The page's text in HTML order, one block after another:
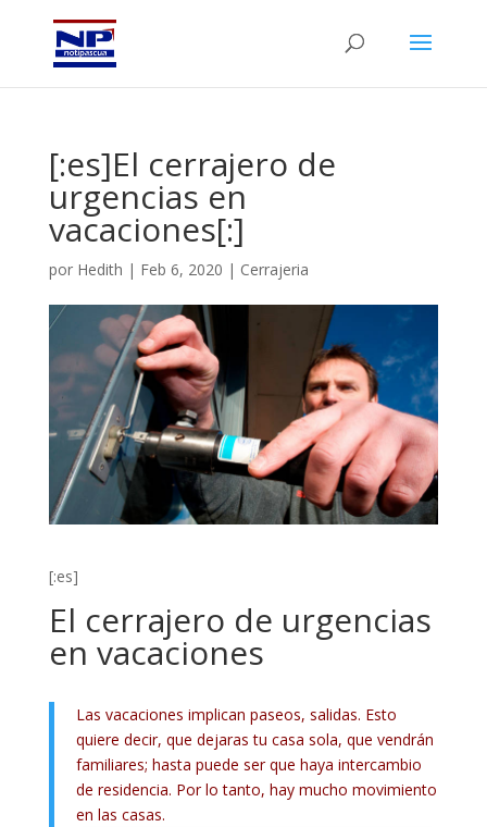
[:es]El cerrajero de
urgencias en
vacaciones[:]
por Hedith | Feb 6, 2020 | Cerrajeria
[:es]
El cerrajero de urgencias
en vacaciones
Las vacaciones implican paseos, salidas. Esto
quiere decir, que dejaras tu casa sola, que vendrán
familiares; hasta puede ser que haya intercambio
de residencia. Por lo tanto, hay mucho movimiento
en las casas.